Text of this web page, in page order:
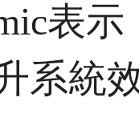
表
系統